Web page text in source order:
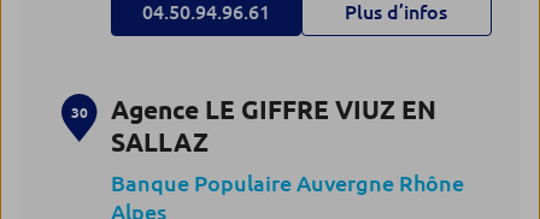
04.50.94.96.61 Plus d’infos
30
Agence LE GIFFRE VIUZ EN
SALLAZ
Banque Populaire Auvergne Rhône
Alpes